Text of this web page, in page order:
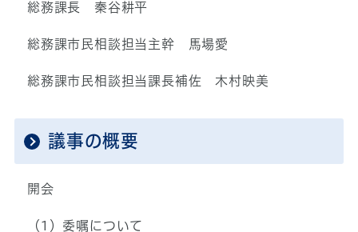
総務課長 秦谷耕平
総務課市民相談担当主幹 馬場愛
総務課市民相談担当課長補佐 木村映美
議事の概要
開会
（1）委嘱について